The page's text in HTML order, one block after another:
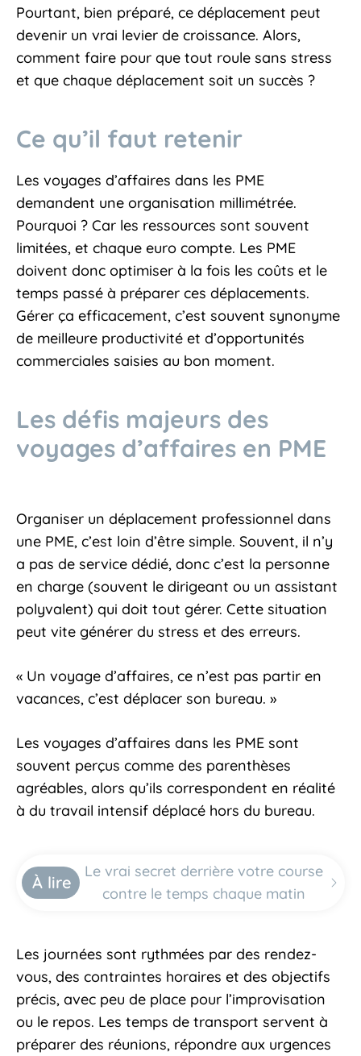
Pourtant, bien préparé, ce déplacement peut
devenir un vrai levier de croissance. Alors,
comment faire pour que tout roule sans stress
et que chaque déplacement soit un succès ?
Ce qu’il faut retenir
Les voyages d’affaires dans les PME
demandent une organisation millimétrée.
Pourquoi ? Car les ressources sont souvent
limitées, et chaque euro compte. Les PME
doivent donc optimiser à la fois les coûts et le
temps passé à préparer ces déplacements.
Gérer ça efficacement, c’est souvent synonyme
de meilleure productivité et d’opportunités
commerciales saisies au bon moment.
Les défis majeurs des
voyages d’affaires en PME
Organiser un déplacement professionnel dans
une PME, c’est loin d’être simple. Souvent, il n’y
a pas de service dédié, donc c’est la personne
en charge (souvent le dirigeant ou un assistant
polyvalent) qui doit tout gérer. Cette situation
peut vite générer du stress et des erreurs.
« Un voyage d’affaires, ce n’est pas partir en
vacances, c’est déplacer son bureau. »
Les voyages d’affaires dans les PME sont
souvent perçus comme des parenthèses
agréables, alors qu’ils correspondent en réalité
à du travail intensif déplacé hors du bureau.
À lire
Le vrai secret derrière votre course
contre le temps chaque matin
Les journées sont rythmées par des rendez-
vous, des contraintes horaires et des objectifs
précis, avec peu de place pour l’improvisation
ou le repos. Les temps de transport servent à
préparer des réunions, répondre aux urgences